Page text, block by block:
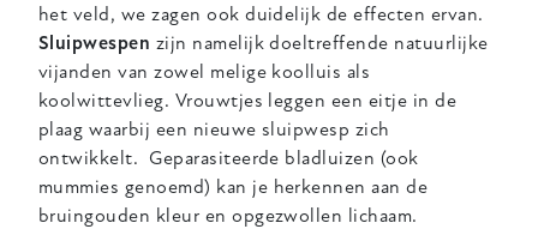
het veld, we zagen ook duidelijk de effecten ervan.
Sluipwespen zijn namelijk doeltreffende natuurlijke
vijanden van zowel melige koolluis als
koolwittevlieg. Vrouwtjes leggen een eitje in de
plaag waarbij een nieuwe sluipwesp zich
ontwikkelt. Geparasiteerde bladluizen (ook
mummies genoemd) kan je herkennen aan de
bruingouden kleur en opgezwollen lichaam.